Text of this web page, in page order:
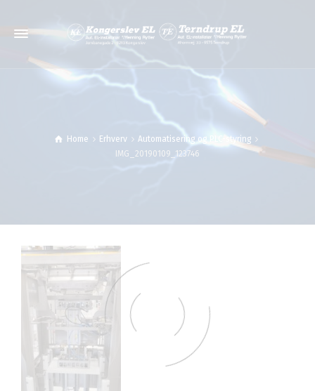
Home Erhverv
Automatisering og PLC-styring
IMG_20190109_123746